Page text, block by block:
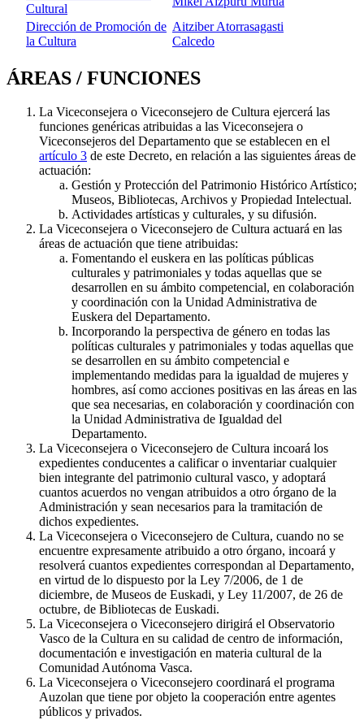
Cultural
Dirección de Promoción de
la Cultura
Aitziber Atorrasagasti
Calcedo
ÁREAS / FUNCIONES
La Viceconsejera o Viceconsejero de Cultura ejercerá las
funciones genéricas atribuidas a las Viceconsejera o
Viceconsejeros del Departamento que se establecen en el
artículo 3 de este Decreto, en relación a las siguientes áreas de
actuación:
Gestión y Protección del Patrimonio Histórico Artístico;
Museos, Bibliotecas, Archivos y Propiedad Intelectual.
Actividades artísticas y culturales, y su difusión.
La Viceconsejera o Viceconsejero de Cultura actuará en las
áreas de actuación que tiene atribuidas:
Fomentando el euskera en las políticas públicas
culturales y patrimoniales y todas aquellas que se
desarrollen en su ámbito competencial, en colaboración
y coordinación con la Unidad Administrativa de
Euskera del Departamento.
Incorporando la perspectiva de género en todas las
políticas culturales y patrimoniales y todas aquellas que
se desarrollen en su ámbito competencial e
implementando medidas para la igualdad de mujeres y
hombres, así como acciones positivas en las áreas en las
que sea necesarias, en colaboración y coordinación con
la Unidad Administrativa de Igualdad del
Departamento.
La Viceconsejera o Viceconsejero de Cultura incoará los
expedientes conducentes a calificar o inventariar cualquier
bien integrante del patrimonio cultural vasco, y adoptará
cuantos acuerdos no vengan atribuidos a otro órgano de la
Administración y sean necesarios para la tramitación de
dichos expedientes.
La Viceconsejera o Viceconsejero de Cultura, cuando no se
encuentre expresamente atribuido a otro órgano, incoará y
resolverá cuantos expedientes correspondan al Departamento,
en virtud de lo dispuesto por la Ley 7/2006, de 1 de
diciembre, de Museos de Euskadi, y Ley 11/2007, de 26 de
octubre, de Bibliotecas de Euskadi.
La Viceconsejera o Viceconsejero dirigirá el Observatorio
Vasco de la Cultura en su calidad de centro de información,
documentación e investigación en materia cultural de la
Comunidad Autónoma Vasca.
La Viceconsejera o Viceconsejero coordinará el programa
Auzolan que tiene por objeto la cooperación entre agentes
públicos y privados.